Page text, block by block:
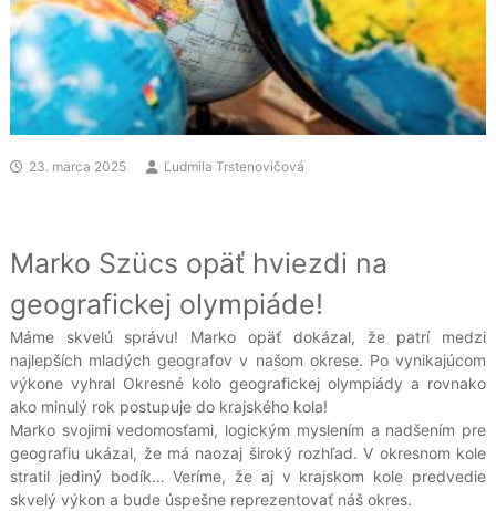
23. marca 2025 Ľudmila Trstenovičová
Marko Szücs opäť hviezdi na
geografickej olympiáde!
Máme skvelú správu! Marko opäť dokázal, že patrí medzi
najlepších mladých geografov v našom okrese. Po vynikajúcom
výkone vyhral Okresné kolo geografickej olympiády a rovnako
ako minulý rok postupuje do krajského kola!
Marko svojimi vedomosťami, logickým myslením a nadšením pre
geografiu ukázal, že má naozaj široký rozhľad. V okresnom kole
stratil jediný bodík… Veríme, že aj v krajskom kole predvedie
skvelý výkon a bude úspešne reprezentovať náš okres.